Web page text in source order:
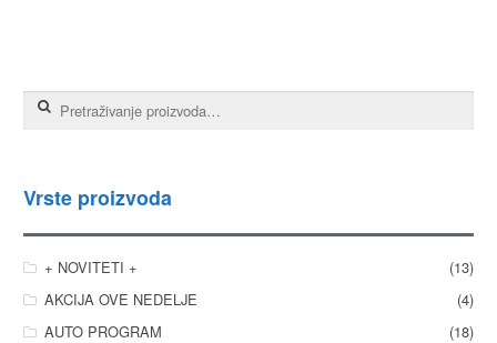
Pretraga za:
Vrste proizvoda
+ NOVITETI +
(13)
AKCIJA OVE NEDELJE
(4)
AUTO PROGRAM
(18)